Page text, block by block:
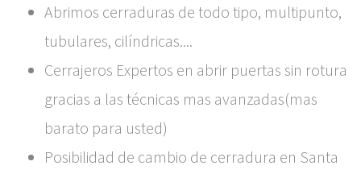
Abrimos cerraduras de todo tipo, multipunto,
tubulares, cilíndricas....
Cerrajeros Expertos en abrir puertas sin rotura
gracias a las técnicas mas avanzadas(mas
barato para usted)
Posibilidad de cambio de cerradura en Santa